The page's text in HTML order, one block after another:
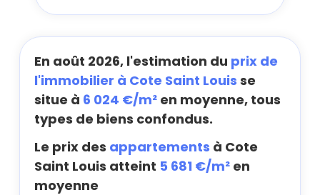
En août 2026, l'estimation du prix de
l'immobilier à Cote Saint Louis se
situe à 6 024 €/m² en moyenne, tous
types de biens confondus.
Le prix des appartements à Cote
Saint Louis atteint 5 681 €/m² en
moyenne